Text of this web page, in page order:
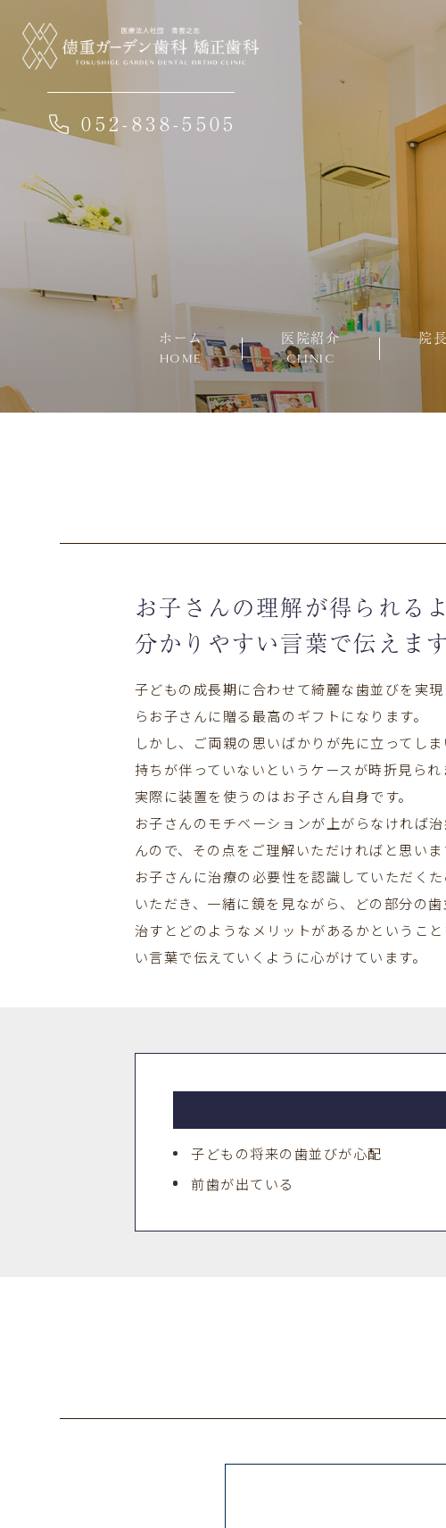
052-838-5505
ホーム
HOME
医院紹介
CLINIC
院
お子さんの理解が得られる
分かりやすい言葉で伝えま
子どもの成長期に合わせて綺麗な歯並びを実
らお子さんに贈る最高のギフトになります。
しかし、ご両親の思いばかりが先に立ってし
持ちが伴っていないというケースが時折見られ
実際に装置を使うのはお子さん自身です。
お子さんのモチベーションが上がらなければ
んので、その点をご理解いただければと思いま
お子さんに治療の必要性を認識していただく
いただき、一緒に鏡を見ながら、どの部分の歯
治すとどのようなメリットがあるかというこ
い言葉で伝えていくように心がけています。
子どもの将来の歯並びが心配
前歯が出ている